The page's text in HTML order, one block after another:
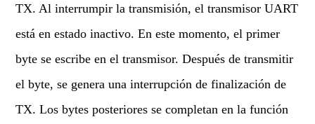
TX. Al interrumpir la transmisión, el transmisor UART
está en estado inactivo. En este momento, el primer
byte se escribe en el transmisor. Después de transmitir
el byte, se genera una interrupción de finalización de
TX. Los bytes posteriores se completan en la función